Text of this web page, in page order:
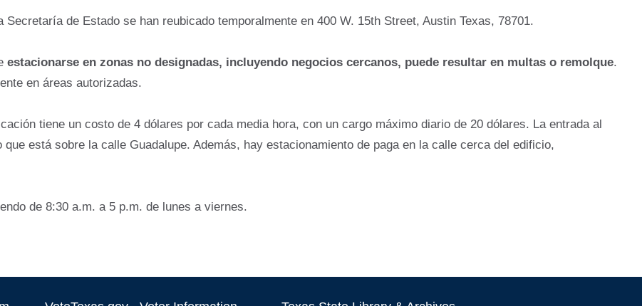
de Estado se han reubicado temporalmente en 400 W. 15th Street, Austin Texas, 78701.
estacionarse en zonas no designadas, incluyendo negocios cercanos, puede resultar en multas o remolque.
en áreas autorizadas.
tiene un costo de 4 dólares por cada media hora, con un cargo máximo diario de 20 dólares. La entrada al
está sobre la calle Guadalupe. Además, hay estacionamiento de paga en la calle cerca del edificio,
de 8:30 a.m. a 5 p.m. de lunes a viernes.